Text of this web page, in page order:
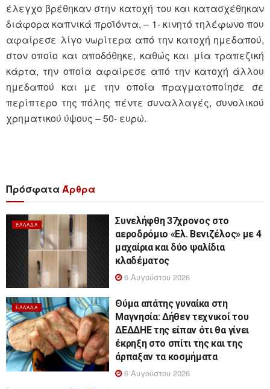
έλεγχο βρέθηκαν στην κατοχή του και κατασχέθηκαν
διάφορα καπνικά προϊόντα, – 1- κινητό τηλέφωνο που
αφαίρεσε λίγο νωρίτερα από την κατοχή ημεδαπού,
στον οποίο και αποδόθηκε, καθώς και μία τραπεζική
κάρτα, την οποία αφαίρεσε από την κατοχή άλλου
ημεδαπού και με την οποία πραγματοποίησε σε
περίπτερο της πόλης πέντε συναλλαγές, συνολικού
χρηματικού ύψους – 50- ευρώ.
ΠρόσφαταΆρθρα
ΕΛΛΆΔΑ
Συνελήφθη 37χρονος στο
αεροδρόμιο «Ελ. Βενιζέλος» με 4
μαχαίρια και δύο ψαλίδια
κλαδέματος
6 Αυγούστου 2026
ΕΛΛΆΔΑ
Θύμα απάτης γυναίκα στη
Μαγνησία: Δήθεν τεχνικοί του
ΔΕΔΔΗΕ της είπαν ότι θα γίνει
έκρηξη στο σπίτι της και της
άρπαξαν τα κοσμήματα
6 Αυγούστου 2026